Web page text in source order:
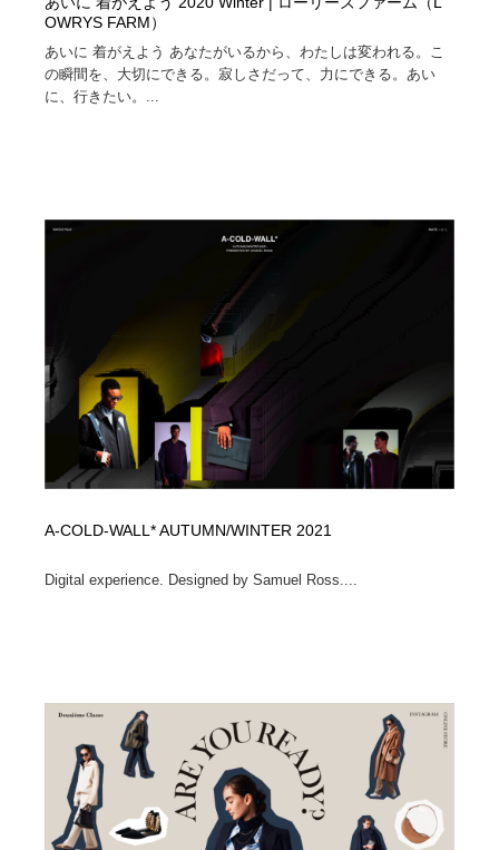
OWRYS FARM）
あいに 着がえよう あなたがいるから、わたしは変われる。こ
の瞬間を、大切にできる。寂しさだって、力にできる。あい
に、行きたい。...
A-COLD-WALL* AUTUMN/WINTER 2021
Digital experience. Designed by Samuel Ross....